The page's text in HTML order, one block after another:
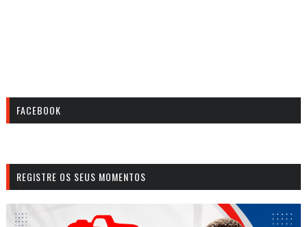
FACEBOOK
REGISTRE OS SEUS MOMENTOS